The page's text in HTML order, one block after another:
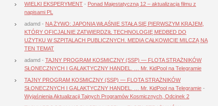
WIELKI EKSPERYMENT - Ponad Majestatyczną 12 – aktualizacja filmu z
napisami PL
adamd - NA ŻYWO: JAPONIA WŁAŚNIE STAŁA SIĘ PIERWSZYM KRAJEM,
KTÓRY OFICJALNIE ZATWIERDZIŁ TECHNOLOGIĘ MEDBED DO
UŻYTKU W SZPITALACH PUBLICZNYCH. MEDIA CAŁKOWICIE MILCZĄ NA
TEN TEMAT
adamd - TAJNY PROGRAM KOSMICZNY (SSP) — FLOTA STRAŻNIKÓW
SŁONECZNYCH I GALAKTYCZNY HANDEL. … Mr. KidPool na Telegramie
TAJNY PROGRAM KOSMICZNY (SSP) — FLOTA STRAŻNIKÓW
SŁONECZNYCH I GALAKTYCZNY HANDEL. … Mr. KidPool na Telegramie -
Wyjaśnienia Aktualizacji Tajnych Programów Kosmicznych, Odcinek 2